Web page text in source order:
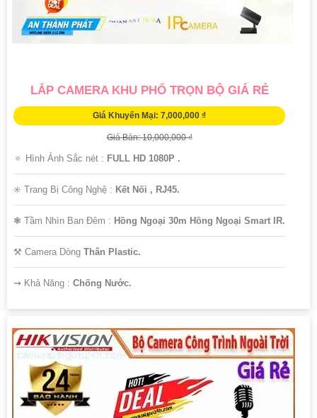
LẮP CAMERA KHU PHỐ TRỌN BỘ GIÁ RẺ
Giá Khuyến Mại: 7,000,000 ₫
Giá Bán: 10,000,000 ₫
🔅 Hình Ảnh Sắc nét : FULL HD 1080P .
✳️ Trang Bị Công Nghệ : Kết Nối , RJ45.
❃ Tầm Nhìn Ban Đêm : Hồng Ngoại 30m Hồng Ngoại Smart IR.
⚒ Camera Dòng Thân Plastic.
️⇝ Khả Năng : Chống Nước.